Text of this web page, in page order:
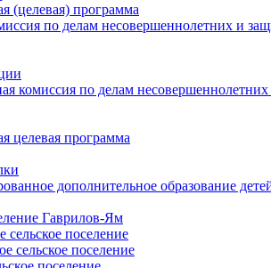
(целевая) программа
по делам несовершеннолетних и
комиссия по делам
целевая программа
дополнительное образование
Гаврилов-Ям
сельское поселение
сельское поселение